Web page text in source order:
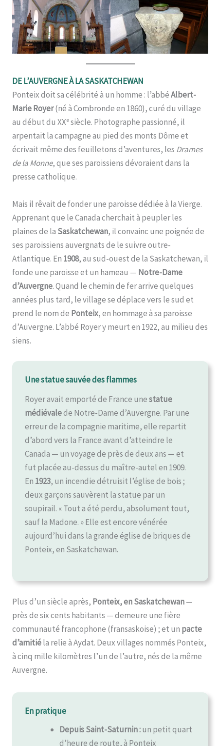
DE L’AUVERGNE À LA SASKATCHEWAN
Ponteix doit sa célébrité à un homme : l’abbéAlbert-
Marie Royer(né à Combronde en 1860), curé du village
au début du XXesiècle. Photographe passionné, il
arpentait la campagne au pied des monts Dôme et
écrivait même des feuilletons d’aventures, les Drames
de la Monne, que ses paroissiens dévoraient dans la
presse catholique.
Mais il rêvait de fonder une paroisse dédiée à la Vierge.
Apprenant que le Canada cherchait à peupler les
plaines de la Saskatchewan, il convainc une poignée de
ses paroissiens auvergnats de le suivre outre-
Atlantique. En 1908, au sud-ouest de la Saskatchewan, il
fonde une paroisse et un hameau — Notre-Dame
d’Auvergne. Quand le chemin de fer arrive quelques
années plus tard, le village se déplace vers le sud et
prend le nom de Ponteix, en hommage à sa paroisse
d’Auvergne. L’abbé Royer y meurt en 1922, au milieu des
siens.
Une statue sauvée des flammes
Royer avait emporté de France unestatue
médiévalede Notre-Dame d’Auvergne. Par une
erreur de la compagnie maritime, elle repartit
d’abord vers la France avant d’atteindre le
Canada — un voyage de près de deux ans — et
fut placée au-dessus du maître-autel en 1909.
En 1923, un incendie détruisit l’église de bois ;
deux garçons sauvèrent la statue par un
soupirail. « Tout a été perdu, absolument tout,
sauf la Madone. » Elle est encore vénérée
aujourd’hui dans la grande église de briques de
Ponteix, en Saskatchewan.
Plus d’un siècle après, Ponteix, en Saskatchewan—
près de six cents habitants — demeure une fière
communauté francophone (fransaskoise) ; et un pacte
d’amitiéla relie à Aydat. Deux villages nommés Ponteix,
à cinq mille kilomètres l’un de l’autre, nés de la même
Auvergne.
En pratique
Depuis Saint-Saturnin :un petit quart
d’heure de route, à Ponteix